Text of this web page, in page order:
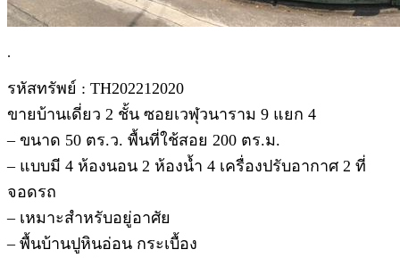
.
รหัสทรัพย์ : TH202212020
ขายบ้านเดี่ยว 2 ชั้น ซอยเวฬุวนาราม 9 แยก 4
– ขนาด 50 ตร.ว. พื้นที่ใช้สอย 200 ตร.ม.
– แบบมี 4 ห้องนอน 2 ห้องน้ำ 4 เครื่องปรับอากาศ 2 ที่
จอดรถ
– เหมาะสำหรับอยู่อาศัย
– พื้นบ้านปูหินอ่อน กระเบื้อง